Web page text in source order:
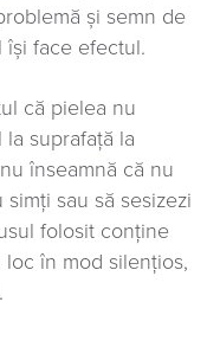
și semn de
își face efectul.
că pielea nu
suprafață la
înseamnă că nu
sau să sesizezi
folosit conține
în mod silențios,